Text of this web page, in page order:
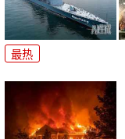
最热